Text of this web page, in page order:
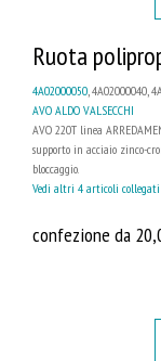
Ruota
4A02000050, 4A02000040,
AVO ALDO VALSECCHI
AVO 220T linea
supporto in acciaio zinco-
bloccaggio.
Vedi altri 4 articoli collegati
confezione da